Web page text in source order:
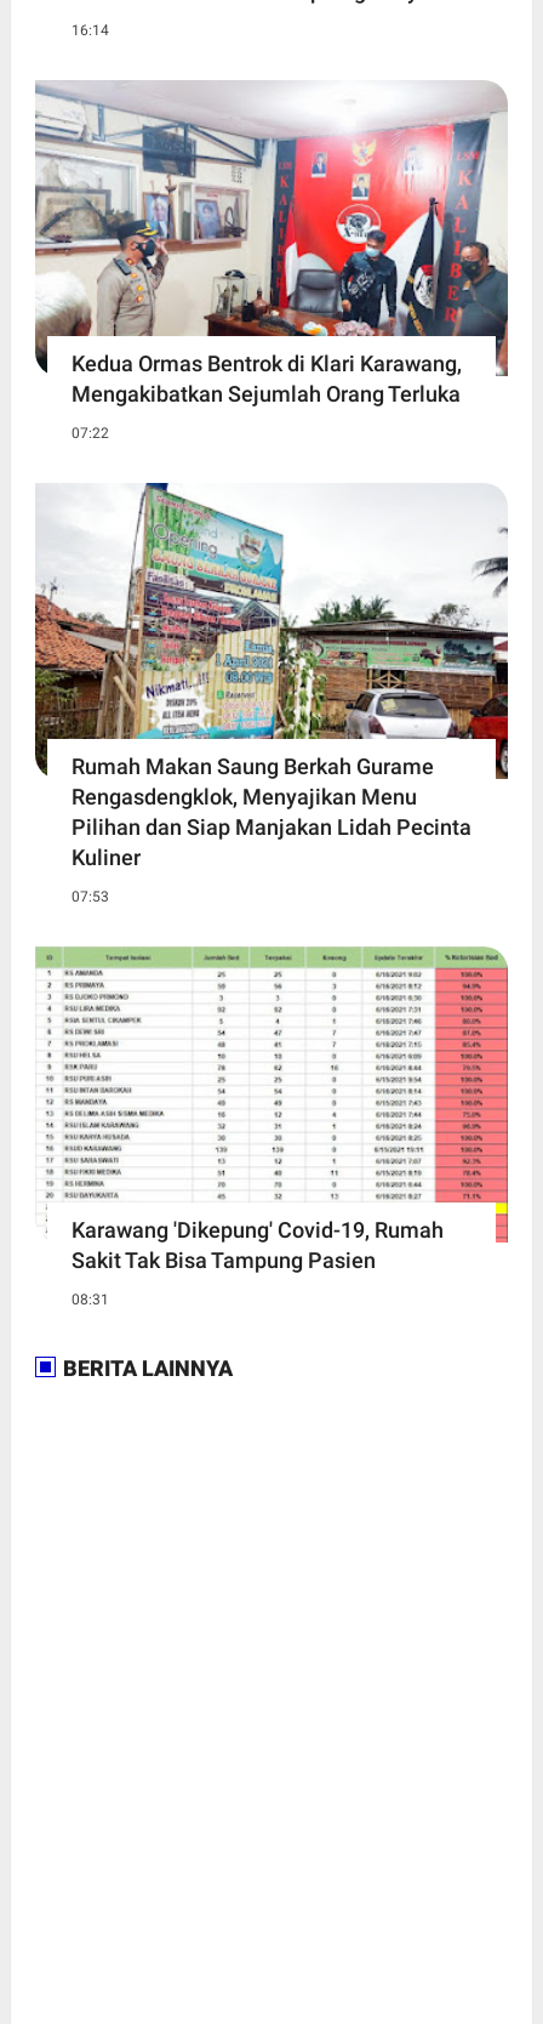
16:14
Kedua Ormas Bentrok di Klari Karawang,
Mengakibatkan Sejumlah Orang Terluka
07:22
Rumah Makan Saung Berkah Gurame
Rengasdengklok, Menyajikan Menu
Pilihan dan Siap Manjakan Lidah Pecinta
Kuliner
07:53
Karawang 'Dikepung' Covid-19, Rumah
Sakit Tak Bisa Tampung Pasien
08:31
BERITA LAINNYA